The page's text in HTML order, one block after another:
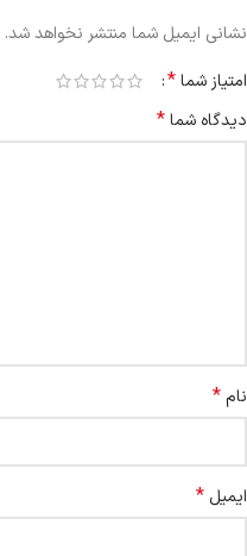
نشانی ایمیل شما منتشر نخواهد شد.
امتیاز شما*
دیدگاه شما*
نام*
ایمیل *